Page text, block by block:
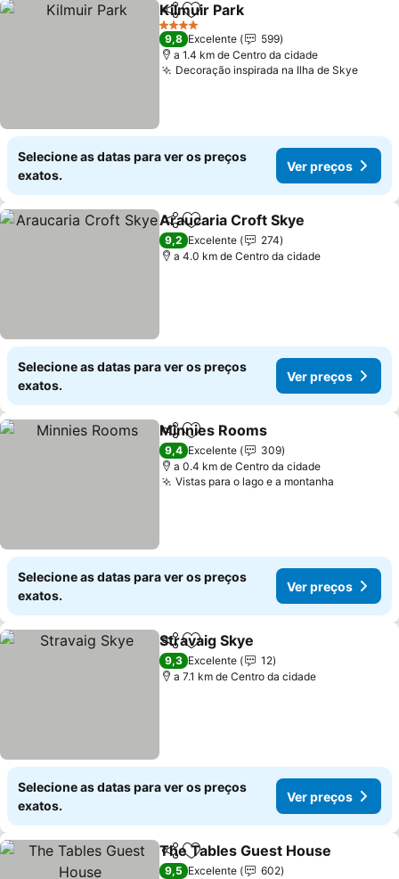
PartilharAdicionar aos favoritos
Kilmuir Park
4 Estrelas
9,8 Excelente
599
a 1.4 km de Centro da cidade
Decoração inspirada na Ilha de Skye
Selecione as datas para ver os preços
exatos.
Ver preços
PartilharAdicionar aos favoritos
Araucaria Croft Skye
9,2 Excelente
274
a 4.0 km de Centro da cidade
Selecione as datas para ver os preços
exatos.
Ver preços
PartilharAdicionar aos favoritos
Minnies Rooms
9,4 Excelente
309
a 0.4 km de Centro da cidade
Vistas para o lago e a montanha
Selecione as datas para ver os preços
exatos.
Ver preços
PartilharAdicionar aos favoritos
Stravaig Skye
9,3 Excelente
12
a 7.1 km de Centro da cidade
Selecione as datas para ver os preços
exatos.
Ver preços
PartilharAdicionar aos favoritos
The Tables Guest House
9,5 Excelente
602